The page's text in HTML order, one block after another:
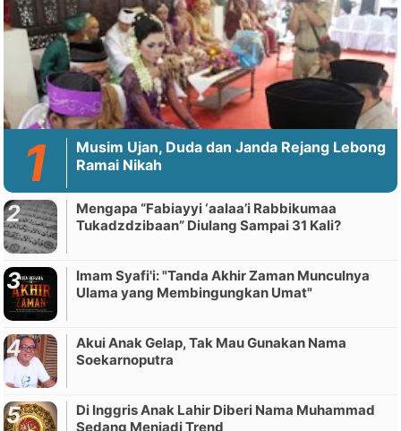
Musim Ujan, Duda dan Janda Rejang Lebong
Ramai Nikah
Mengapa “Fabiayyi ‘aalaa’i Rabbikumaa
Tukadzdzibaan” Diulang Sampai 31 Kali?
Imam Syafi'i: "Tanda Akhir Zaman Munculnya
Ulama yang Membingungkan Umat"
Akui Anak Gelap, Tak Mau Gunakan Nama
Soekarnoputra
Di Inggris Anak Lahir Diberi Nama Muhammad
Sedang Menjadi Trend